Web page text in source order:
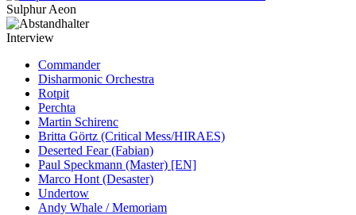
Sulphur Aeon
Interview
Commander
Disharmonic Orchestra
Rotpit
Perchta
Martin Schirenc
Britta Görtz (Critical Mess/HIRAES)
Deserted Fear (Fabian)
Paul Speckmann (Master) [EN]
Marco Hont (Desaster)
Undertow
Andy Whale / Memoriam